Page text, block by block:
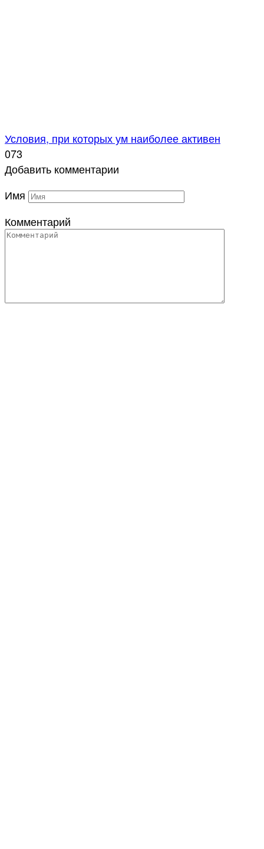
Условия, при которых ум наиболее активен
073
Добавить комментарии
Имя
Комментарий